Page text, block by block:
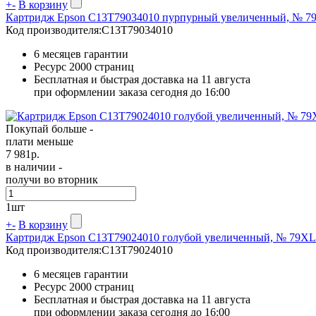
+- В корзину
Картридж Epson C13T79034010 пурпурный увеличенный, №
Код производителя:C13T79034010
6 месяцев гарантии
Ресурс 2000 страниц
Бесплатная и быстрая доставка на 11 августа
при оформлении заказа сегодня до 16:00
Покупай больше -
плати меньше
7 981р.
в наличии -
получи во вторник
1шт
+- В корзину
Картридж Epson C13T79024010 голубой увеличенный, № 79XL
Код производителя:C13T79024010
6 месяцев гарантии
Ресурс 2000 страниц
Бесплатная и быстрая доставка на 11 августа
при оформлении заказа сегодня до 16:00